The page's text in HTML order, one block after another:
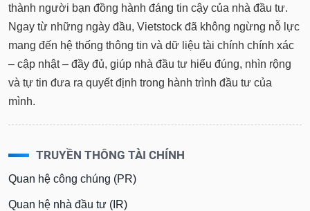
thành người bạn đồng hành đáng tin cậy của nhà đầu tư.
Ngay từ những ngày đầu, Vietstock đã không ngừng nỗ lực
mang đến hệ thống thông tin và dữ liệu tài chính chính xác
– cập nhật – đầy đủ, giúp nhà đầu tư hiểu đúng, nhìn rộng
và tự tin đưa ra quyết định trong hành trình đầu tư của
mình.
TRUYỀN THÔNG TÀI CHÍNH
Quan hệ công chúng (PR)
Quan hệ nhà đầu tư (IR)